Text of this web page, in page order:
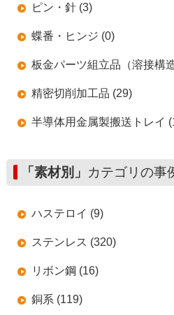
ピン・針 (3)
蝶番・ヒンジ (0)
板金パーツ組立品（溶接構
精密切削加工品 (29)
半導体用金属製搬送トレイ
「素材別」 カテゴリの事
ハステロイ (9)
ステンレス (320)
リボン鋼 (16)
銅系 (119)